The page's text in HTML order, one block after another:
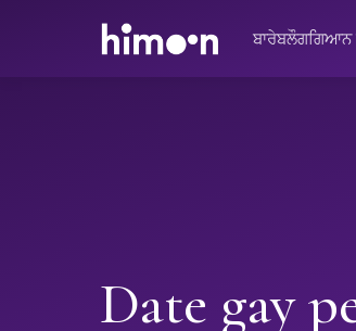
ਬਾਰੇਬਲੌਗਗਿਆਨ
Date gay